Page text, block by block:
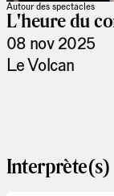
Autour des spectacles
L'heure du
08 nov 2025
Le Volcan
Interprète(s)